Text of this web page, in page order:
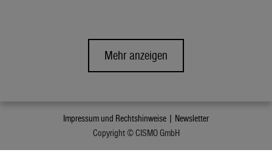
Mehr anzeigen
Impressum und Rechtshinweise | Newsletter
Copyright © CISMO GmbH